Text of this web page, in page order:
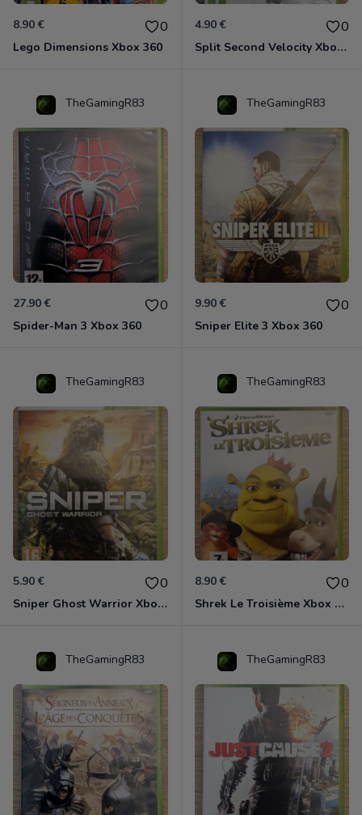
8.90 € 0
Lego Dimensions Xbox 360
4.90 € 0
Split Second Velocity Xbox 360
TheGamingR83
27.90 € 0
Spider-Man 3 Xbox 360
TheGamingR83
9.90 € 0
Sniper Elite 3 Xbox 360
TheGamingR83
5.90 € 0
Sniper Ghost Warrior Xbox 360
TheGamingR83
8.90 € 0
Shrek Le Troisième Xbox 360
TheGamingR83 TheGamingR83